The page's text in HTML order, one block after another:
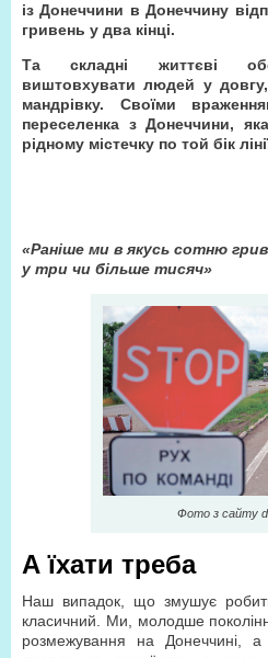
із Донеччини в Донеччину
гривень у два кінці.
Та складні життєві
виштовхувати людей у
мандрівку. Своїми
переселенка з Донеччини,
рідному містечку по той бік
«Раніше ми в якусь сотню
у три чи більше тисяч»
Фото з сайту
А їхати треба
Наш випадок, що змушує
класичний. Ми, молодше
розмежування на Донеччині,